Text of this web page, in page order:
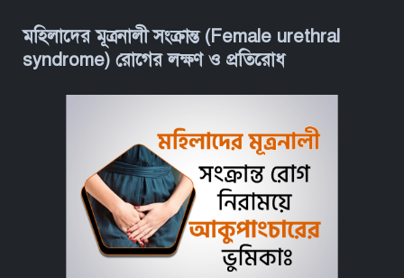
মহিলাদের মূত্রনালী সংক্রান্ত (Female urethral
syndrome) রোগের লক্ষণ ও প্রতিরোধ